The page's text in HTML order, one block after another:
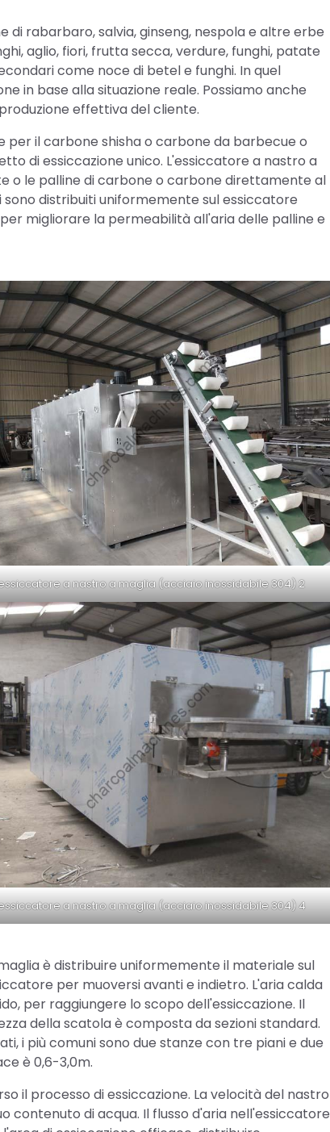
di rabarbaro, salvia, ginseng, nespola e altre erbe
aglio, fiori, frutta secca, verdure, funghi, patate
come noce di betel e funghi. In quel
in base alla situazione reale. Possiamo anche
effettiva del cliente.
per il carbone shisha o carbone da barbecue o
di essiccazione unico. L'essiccatore a nastro a
o le palline di carbone o carbone direttamente al
distribuiti uniformemente sul essiccatore
migliorare la permeabilità all'aria delle palline e
a nastro a maglia (acciaio inossidabile 304) 2
a nastro a maglia (acciaio inossidabile 304) 4
è distribuire uniformemente il materiale sul
per muoversi avanti e indietro. L'aria calda
per raggiungere lo scopo dell'essiccazione. Il
della scatola è composta da sezioni standard.
i più comuni sono due stanze con tre piani e due
è 0,6-3,0m.
il processo di essiccazione. La velocità del nastro
contenuto di acqua. Il flusso d'aria nell'essiccatore